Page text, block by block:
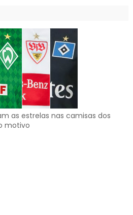
as estrelas nas camisas dos
motivo